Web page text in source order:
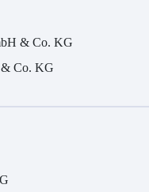
& Co. KG
& Co. KG